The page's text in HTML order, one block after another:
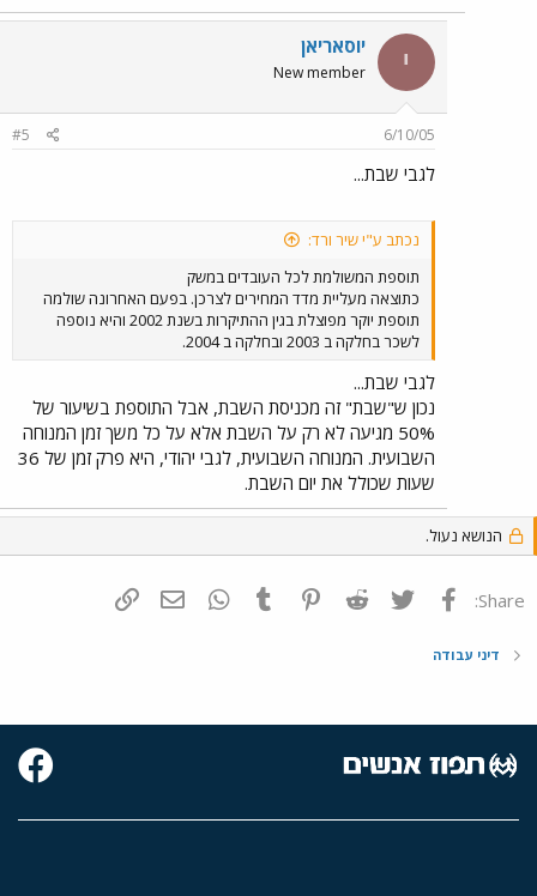
י יוסאריאן
New member
6/10/05
#5
לגבי שבת...
נכתב ע"י שיר ורד:
תוספת המשולמת לכל העובדים במשק
כתוצאה מעליית מדד המחירים לצרכן. בפעם האחרונה שולמה
תוספת יוקר מפוצלת בגין ההתיקרות בשנת 2002 והיא נוספה
לשכר בחלקה ב 2003 ובחלקה ב 2004.
לגבי שבת...
נכון ש"שבת" זה מכניסת השבת, אבל התוספת בשיעור של
50% מגיעה לא רק על השבת אלא על כל משך זמן המנוחה
השבועית. המנוחה השבועית, לגבי יהודי, היא פרק זמן של 36
שעות שכולל את יום השבת.
הנושא נעול.
Share: פייסבוק Twitter
Reddit
Pinterest
Tumblr
WhatsAppדואר אלקטרוני
דיני עבודה